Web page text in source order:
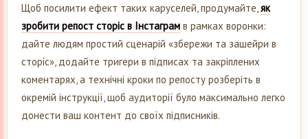
Щоб посилити ефект таких каруселей, продумайте,як
зробити репост сторіс в Інстаграм в рамках воронки:
дайте людям простий сценарій «збережи та зашейри в
сторіс», додайте тригери в підписах та закріплених
коментарях, а технічні кроки по репосту розберіть в
окремій інструкції, щоб аудиторії було максимально легко
донести ваш контент до своїх підписників.